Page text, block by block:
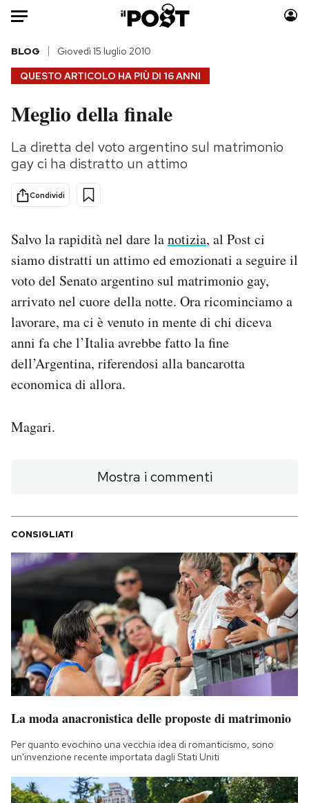
HOME
Italia
Politica
Internet
Cultura
Economia
Sport
Consumismi
Europa
Altrecose
Mondiali calcio 2026
PODCAST
NEWSLETTER
I MIEI PREFERITI
CALENDARIO
AREA PERSONALE
Newsletter
Notifiche mobile
Regala il Post
Hai bisogno di aiuto?
Esci
QUESTO ARTICOLO HA PIÙ DI 16 ANNI
BLOG Giovedì 15 luglio 2010
Meglio della finale
La diretta del voto argentino sul matrimonio
gay ci ha distratto un attimo
Condividi
Salvo la rapidità nel dare lanotizia, al Post ci
siamo distratti un attimo ed emozionati a seguire il
voto del Senato argentino sul matrimonio gay,
arrivato nel cuore della notte. Ora ricominciamo a
lavorare, ma ci è venuto in mente di chi diceva
anni fa che l’Italia avrebbe fatto la fine
dell’Argentina, riferendosi alla bancarotta
economica di allora.
Magari.
Mostra i commenti
CONSIGLIATI
La moda anacronistica delle proposte di matrimonio
Per quanto evochino una vecchia idea di romanticismo, sono
un'invenzione recente importata dagli Stati Uniti